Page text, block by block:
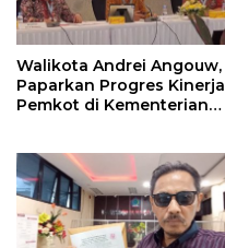
Walikota Andrei Angouw,
Paparkan Progres Kinerja
Pemkot di Kementerian